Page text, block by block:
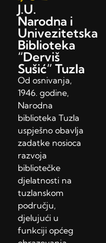
J.U.
Narodna i
Univezitetska
Biblioteka
“Derviš
Sušić” Tuzla
Od osnivanja,
1946. godine,
Narodna
biblioteka Tuzla
uspješno obavlja
zadatke nosioca
razvoja
bibliotečke
djelatnosti na
tuzlanskom
području,
djelujući u
funkciji općeg